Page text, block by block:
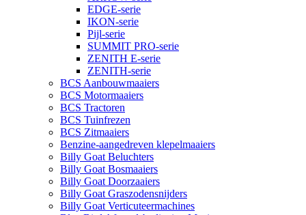
EDGE-serie
IKON-serie
Pijl-serie
SUMMIT PRO-serie
ZENITH E-serie
ZENITH-serie
BCS Aanbouwmaaiers
BCS Motormaaiers
BCS Tractoren
BCS Tuinfrezen
BCS Zitmaaiers
Benzine-aangedreven klepelmaaiers
Billy Goat Beluchters
Billy Goat Bosmaaiers
Billy Goat Doorzaaiers
Billy Goat Graszodensnijders
Billy Goat Verticuteermachines